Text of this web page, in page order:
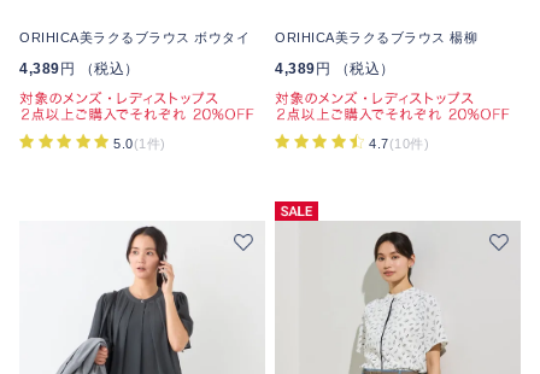
ORIHICA美ラクるブラウス ボウタイ
4,389 円 （税込）
5.0(1件)
ORIHICA美ラクるブラウス 楊柳
4,389 円 （税込）
4.7(10件)